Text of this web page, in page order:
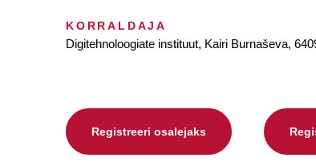
KORRALDAJA
Digitehnoloogiate instituut, Kairi Burnaševa,
Registreeri osalejaks